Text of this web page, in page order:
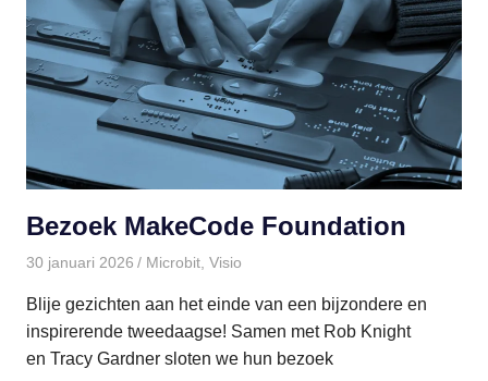
Bezoek MakeCode Foundation
30 januari 2026 paulinem
Microbit, Visio
Blije gezichten aan het einde van een bijzondere en
inspirerende tweedaagse! Samen met Rob Knight
en Tracy Gardner sloten we hun bezoek